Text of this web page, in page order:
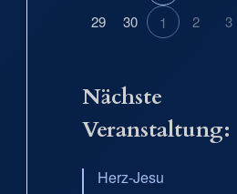
29
30 1 2 3
Nächste
Veranstaltung:
Herz-Jesu